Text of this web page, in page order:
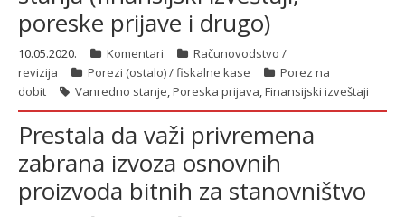
Претплата
Пријава
latinica
poreske prijave i drugo)
10.05.2020. Komentari
Računovodstvo /
revizija
Porezi (ostalo) / fiskalne kase
Porez na
dobit
Vanredno stanje,Poreska prijava,Finansijski izveštaji
Prestala da važi privremena
zabrana izvoza osnovnih
proizvoda bitnih za stanovništvo